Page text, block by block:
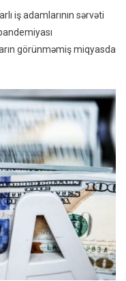
iş adamlarının sərvəti
görünməmiş miqyasda